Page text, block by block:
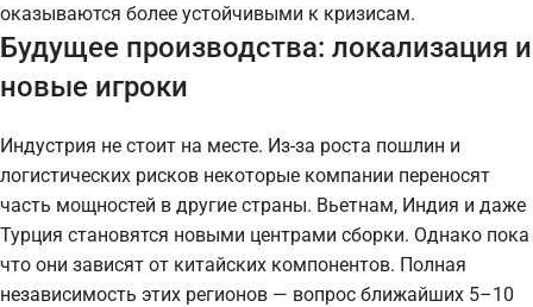
оказываются более устойчивыми к кризисам.
Будущее производства: локализация и
новые игроки
Индустрия не стоит на месте. Из-за роста пошлин и
логистических рисков некоторые компании переносят
часть мощностей в другие страны. Вьетнам, Индия и даже
Турция становятся новыми центрами сборки. Однако пока
что они зависят от китайских компонентов. Полная
независимость этих регионов — вопрос ближайших 5–10